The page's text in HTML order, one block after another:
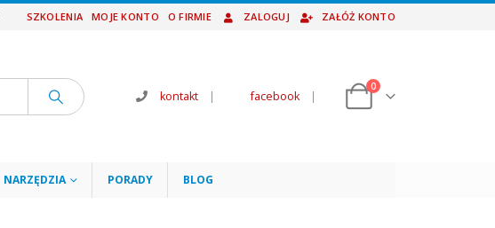
SZKOLENIA MOJE KONTO O FIRMIE ZALOGUJ ZAŁÓŻ KONTO
kontakt | facebook |
0
NARZĘDZIA PORADY BLOG